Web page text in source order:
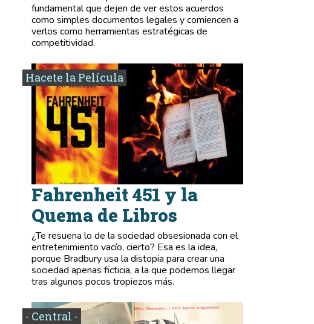
fundamental que dejen de ver estos acuerdos
como simples documentos legales y comiencen a
verlos como herramientas estratégicas de
competitividad.
Hacete la Película
Fahrenheit 451 y la
Quema de Libros
¿Te resuena lo de la sociedad obsesionada con el
entretenimiento vacío, cierto? Esa es la idea,
porque Bradbury usa la distopia para crear una
sociedad apenas ficticia, a la que podemos llegar
tras algunos pocos tropiezos más.
- Central -